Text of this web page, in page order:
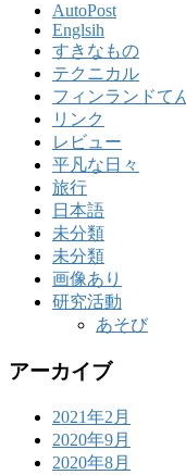
AutoPost
Englsih
すきなもの
テクニカル
フィンランドて
リンク
レビュー
平凡な日々
旅行
日本語
未分類
未分類
画像あり
研究活動
あそび
アーカイブ
2021年2月
2020年9月
2020年8月